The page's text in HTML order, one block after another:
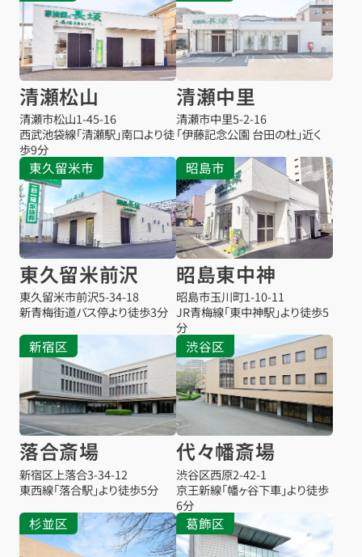
清瀬松山
清瀬市松山1-45-16
西武池袋線「清瀬駅」南口より徒
歩9分
清瀬中里
清瀬市中里5-2-16
「伊藤記念公園 台田の杜」近く
東久留米市
東久留米前沢
東久留米市前沢5-34-18
新青梅街道バス停より徒歩3分
昭島市
昭島東中神
昭島市玉川町1-10-11
JR青梅線「東中神駅」より徒歩5
分
新宿区
落合斎場
新宿区上落合3-34-12
東西線「落合駅」より徒歩5分
渋谷区
代々幡斎場
渋谷区西原2-42-1
京王新線「幡ヶ谷下車」より徒歩
6分
杉並区 葛飾区